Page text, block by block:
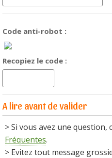
Code anti-robot :
Recopiez le code :
A lire avant de valider
> Si vous avez une question,
Fréquentes.
> Evitez tout message